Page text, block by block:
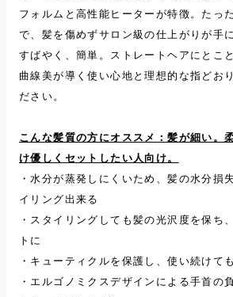
フォルムと高性能ヒーターが特徴。たっ
で、髪を傷めずサロン級の仕上がりが手
すばやく、簡単。ストレートヘアにとこ
曲線美が導く使い心地と理想的な指どお
ださい。
こんな髪質の方にオススメ：髪が細い。
け優しくセットしたい人向け。
・水分が蒸発しにくいため、髪の水分損
イリング出来る
・スタイリングしても髪の光沢度を保ち
トに
・キューティクルを保護し、使い続けて
・エルゴノミクスデザインによる手首の